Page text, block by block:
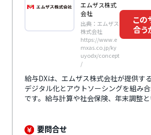
エムザス株式
会社
出典：エムザス
株式会社
https://www.e
mxas.co.jp/ky
uyodx/concept
/
この
合う
給与DXは、エムザス株式会社が提供す
デジタル化とアウトソーシングを組み
です。給与計算や社会保険、年末調整
を専門スタッフが代行し、クラウドシ
よって業務の効率化を図ります。業務
化、定着までを一貫して支援するほか、
要問合せ